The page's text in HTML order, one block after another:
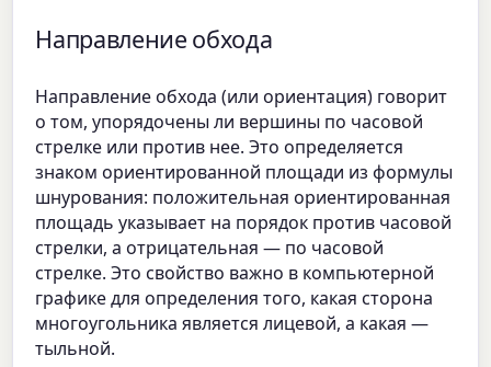
Направление обхода
Направление обхода (или ориентация) говорит
о том, упорядочены ли вершины по часовой
стрелке или против нее. Это определяется
знаком ориентированной площади из формулы
шнурования: положительная ориентированная
площадь указывает на порядок против часовой
стрелки, а отрицательная — по часовой
стрелке. Это свойство важно в компьютерной
графике для определения того, какая сторона
многоугольника является лицевой, а какая —
тыльной.